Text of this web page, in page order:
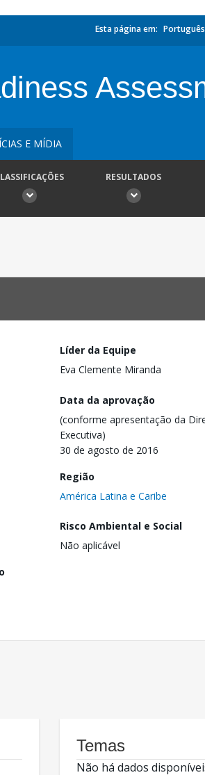
Esta página em: Português
E MÍDIA
RESULTADOS
Líder da Equipe
Eva Clemente Miranda
Data da aprovação
(conforme apresentação da
Executiva)
30 de agosto de 2016
Região
América Latina e Caribe
Risco Ambiental e Social
Não aplicável
Temas
Não há dados